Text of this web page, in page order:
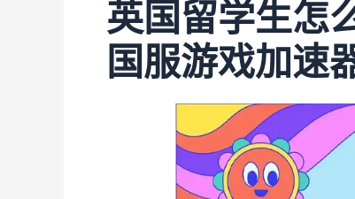
英国留学生怎
国服游戏加速